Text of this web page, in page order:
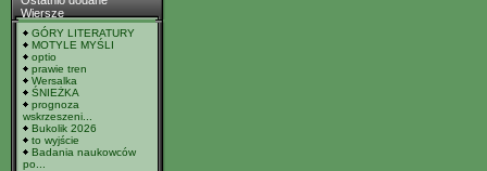
Wiersze
GÓRY LITERATURY
MOTYLE MYŚLI
optio
prawie tren
Wersalka
ŚNIEŻKA
prognoza
wskrzeszeni...
Bukolik 2026
to wyjście
Badania naukowców
po...